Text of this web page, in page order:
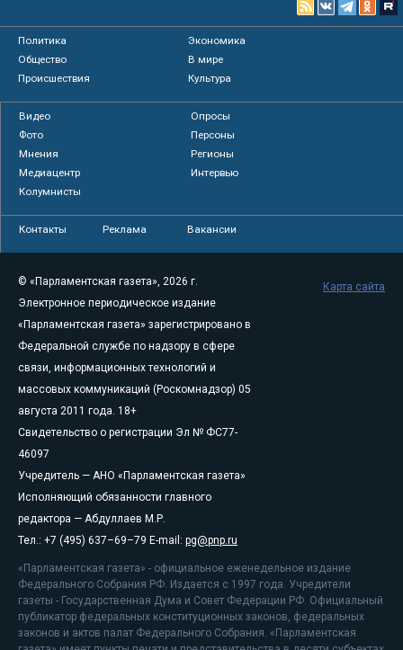
Политика
Экономика
Общество
В мире
Происшествия
Культура
Видео
Опросы
Фото
Персоны
Мнения
Регионы
Медиацентр
Интервью
Колумнисты
Контакты Реклама Вакансии
© «Парламентская газета», 2026 г.
Электронное периодическое издание
«Парламентская газета» зарегистрировано в
Федеральной службе по надзору в сфере
связи, информационных технологий и
массовых коммуникаций (Роскомнадзор) 05
августа 2011 года. 18+
Свидетельство о регистрации Эл № ФС77-
46097
Учредитель — АНО «Парламентская газета»
Исполняющий обязанности главного
редактора — Абдуллаев М.Р.
Тел.: +7 (495) 637–69–79 E-mail: pg@pnp.ru
«Парламентская газета» - официальное еженедельное издание
Федерального Собрания РФ. Издается с 1997 года. Учредители
газеты - Государственная Дума и Совет Федерации РФ. Официальный
публикатор федеральных конституционных законов, федеральных
законов и актов палат Федерального Собрания. «Парламентская
Карта сайта